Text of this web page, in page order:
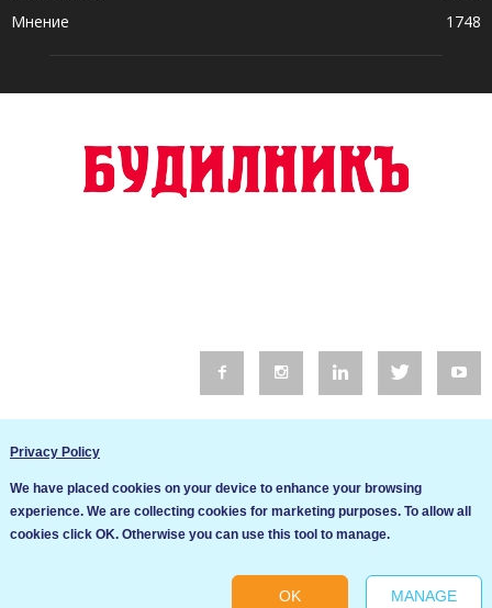
Мнение
1748
Общи условия
Cookie settings
Privacy Policy
We have placed cookies on your device to enhance your browsing
experience. We are collecting cookies for marketing purposes. To allow all
cookies click OK. Otherwise you can use this tool to manage.
OK MANAGE
Ние използваме бисквитки за да подобрим услугите си. Ако
продължите да посещавате този сайт, ние приемаме, че се